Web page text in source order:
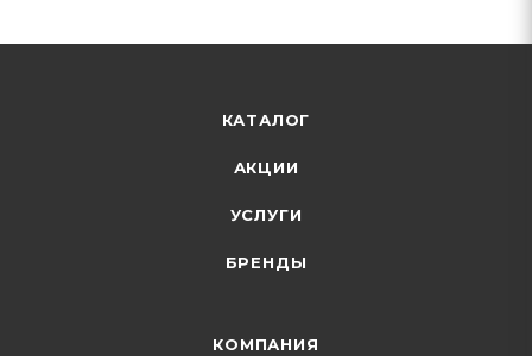
КАТАЛОГ
АКЦИИ
УСЛУГИ
БРЕНДЫ
КОМПАНИЯ